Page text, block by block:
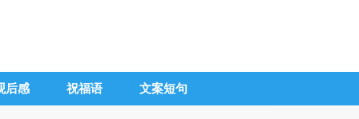
后感 祝福语 文案短句